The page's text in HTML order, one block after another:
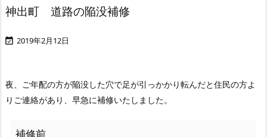
神出町 道路の陥没補修
 2019年2月12日
夜、ご年配の方が陥没した穴で足が引っかかり転んだと住民の方よ
りご連絡があり、早急に補修いたしました。
補修前